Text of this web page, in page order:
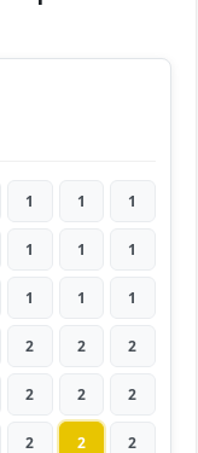
1 1 1
1 1 1
1 1 1
2 2 2
2 2 2
2 2 2